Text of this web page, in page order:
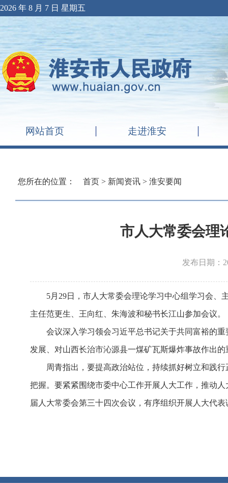
2026 年 8 月 7 日 星期五
网站首页 走进淮安
您所在的位置： 首页 > 新闻资讯 > 淮安要闻
市人大常委会理
发布日期：
5月29日，市人大常委会理论学习中心组学习会
主任范更生、王向红、朱海波和秘书长江山参加会议。
会议深入学习领会习近平总书记关于共同富裕的
发展、对山西长治市沁源县一煤矿瓦斯爆炸事故作出
周青指出，要提高政治站位，持续抓好树立和践
把握。要紧紧围绕市委中心工作开展人大工作，推动
届人大常委会第三十四次会议，有序组织开展人大代